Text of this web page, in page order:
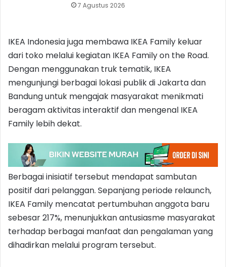
7 Agustus 2026
IKEA Indonesia juga membawa IKEA Family keluar
dari toko melalui kegiatan IKEA Family on the Road.
Dengan menggunakan truk tematik, IKEA
mengunjungi berbagai lokasi publik di Jakarta dan
Bandung untuk mengajak masyarakat menikmati
beragam aktivitas interaktif dan mengenal IKEA
Family lebih dekat.
Berbagai inisiatif tersebut mendapat sambutan
positif dari pelanggan. Sepanjang periode relaunch,
IKEA Family mencatat pertumbuhan anggota baru
sebesar 217%, menunjukkan antusiasme masyarakat
terhadap berbagai manfaat dan pengalaman yang
dihadirkan melalui program tersebut.